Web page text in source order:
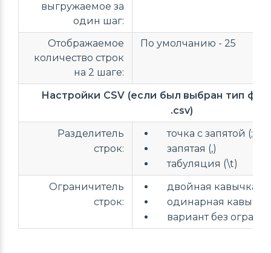
выгружаемое за
один шаг:
Отображаемое
количество строк
на 2 шаге:
По умолчанию - 25
Настройки CSV (если был выбран тип
.csv)
Разделитель
строк:
точка с запятой (;)
запятая (,)
табуляция (\t)
Ограничитель
строк:
двойная кавычка (")
одинарная кавычка
вариант без